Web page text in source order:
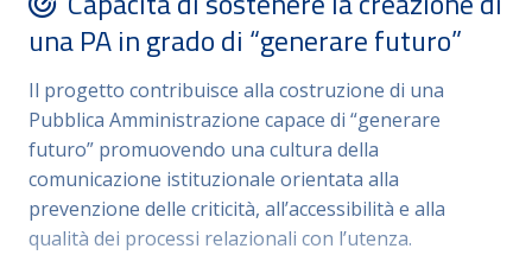
linguaggio amministrativo.
Il progetto promuove una comunicazione
istituzionale più equa e responsabile, capace di
rafforzare fiducia, partecipazione e accesso ai servizi.
L’impatto sui destinatari è concreto: i partecipanti
acquisiscono competenze operative per gestire
documenti, incontri e interazioni con un’utenza
eterogenea, migliorando la qualità dei servizi offerti
una PA in grado di “generare futuro”
Il progetto contribuisce alla costruzione di una
Pubblica Amministrazione capace di “generare
futuro” promuovendo una cultura della
comunicazione istituzionale orientata alla
prevenzione delle criticità, all’accessibilità e alla
qualità dei processi relazionali con l’utenza.